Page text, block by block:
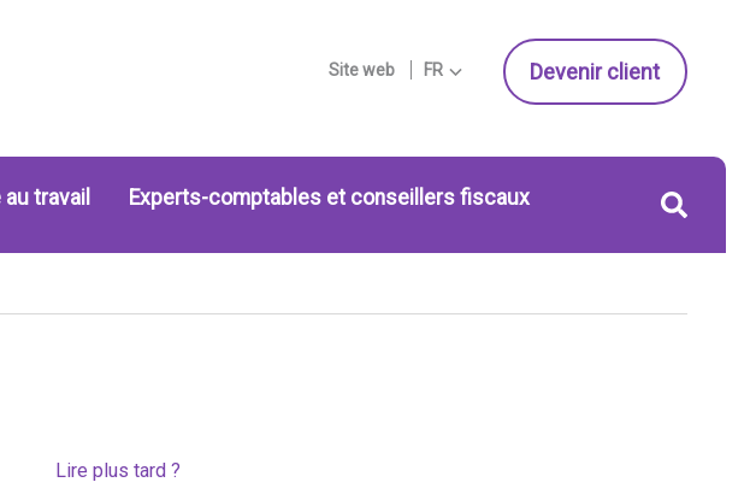
Site web FR Devenir client
travail Experts-comptables et conseillers fiscaux
Lire plus tard ?